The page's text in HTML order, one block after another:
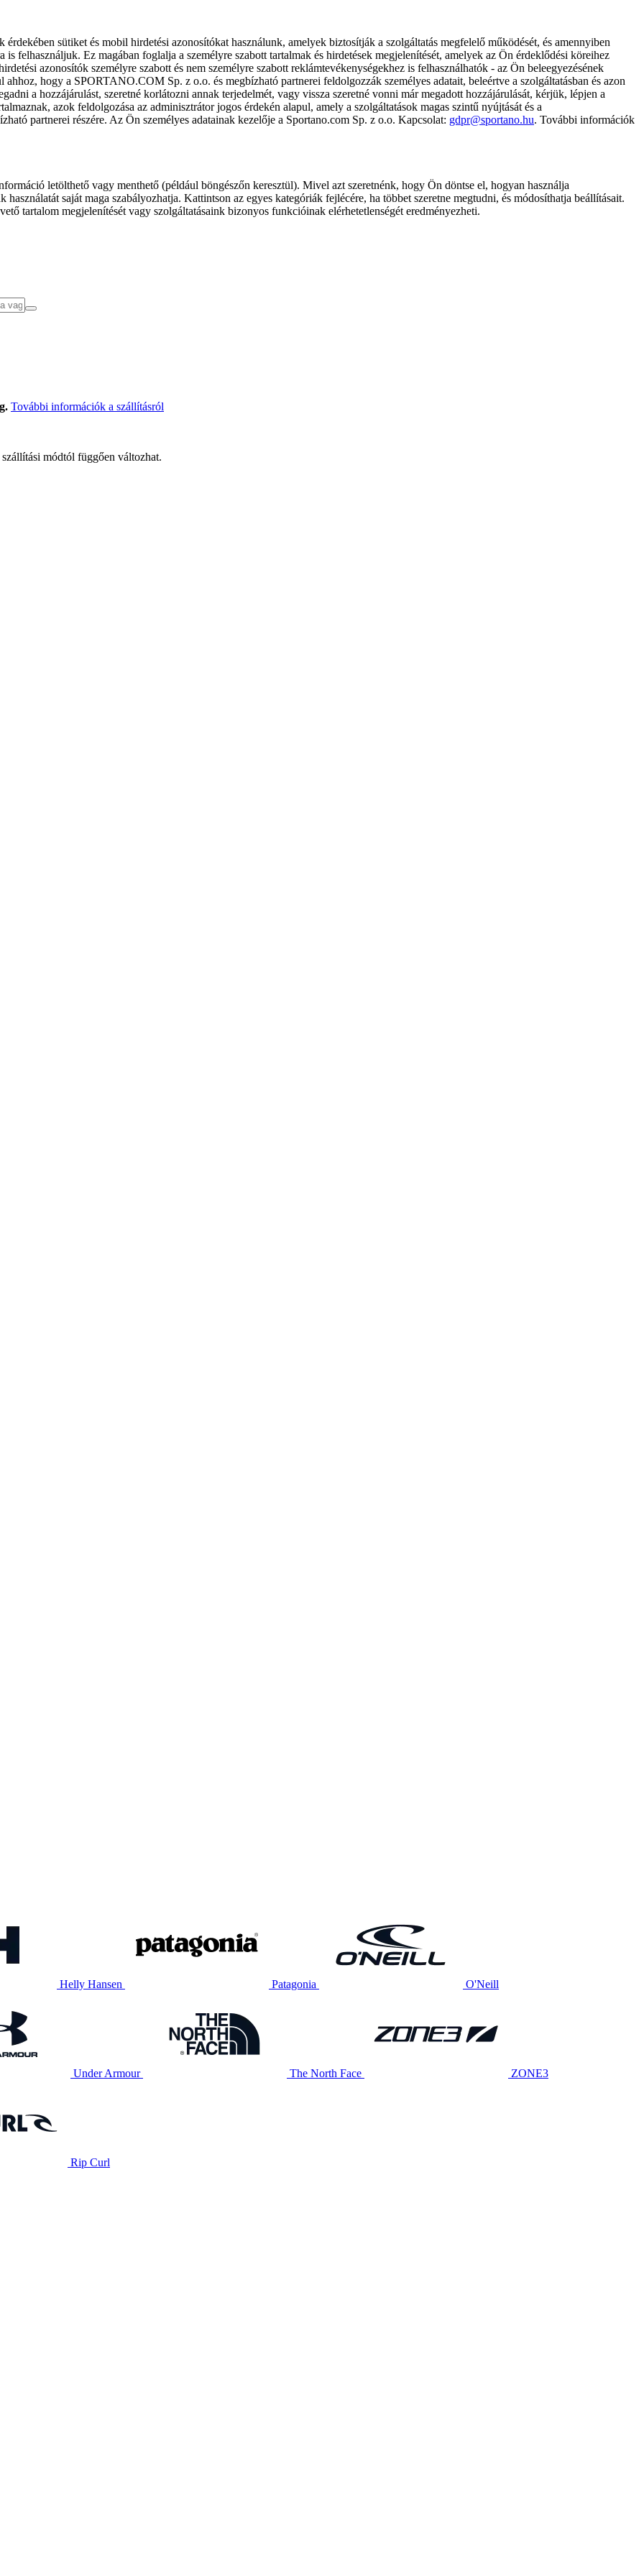
sütiket és mobil hirdetési azonosítókat használunk, amelyek biztosítják a szolgáltatás megfelelő működését, és amennyiben
is felhasználjuk. Ez magában foglalja a személyre szabott tartalmak és hirdetések megjelenítését, amelyek az Ön érdeklődési köreihez
azonosítók személyre szabott és nem személyre szabott reklámtevékenységekhez is felhasználhatók - az Ön beleegyezésének
hogy a SPORTANO.COM Sp. z o.o. és megbízható partnerei feldolgozzák személyes adatait, beleértve a szolgáltatásban és azon
a hozzájárulást, szeretné korlátozni annak terjedelmét, vagy vissza szeretné vonni már megadott hozzájárulását, kérjük, lépjen a
azok feldolgozása az adminisztrátor jogos érdekén alapul, amely a szolgáltatások magas szintű nyújtását és a
partnerei részére. Az Ön személyes adatainak kezelője a Sportano.com Sp. z o.o. Kapcsolat: gdpr@sportano.hu. További információk
letölthető vagy menthető (például böngészőn keresztül). Mivel azt szeretnénk, hogy Ön döntse el, hogyan használja
saját maga szabályozhatja. Kattintson az egyes kategóriák fejlécére, ha többet szeretne megtudni, és módosíthatja beállításait.
tartalom megjelenítését vagy szolgáltatásaink bizonyos funkcióinak elérhetetlenségét eredményezheti.
További információk a szállításról
módtól függően változhat.
Helly Hansen Patagonia O'Neill
Under Armour The North Face ZONE3
Rip Curl